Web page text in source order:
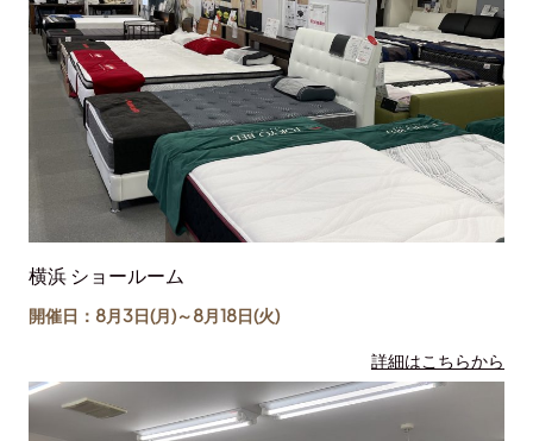
横浜 ショールーム
開催日：8月3日(月)～8月18日(火)
詳細はこちらから